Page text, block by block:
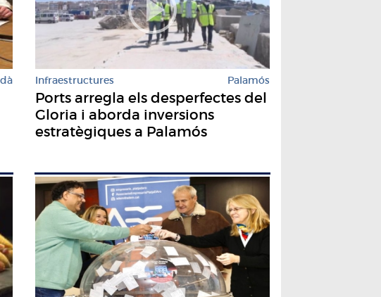
Infraestructures Palamós
Ports arregla els desperfectes del
Gloria i aborda inversions
estratègiques a Palamós